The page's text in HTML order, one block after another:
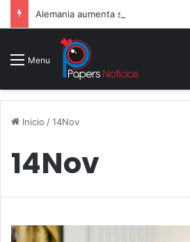
Menu
Inicio /14Nov
14Nov